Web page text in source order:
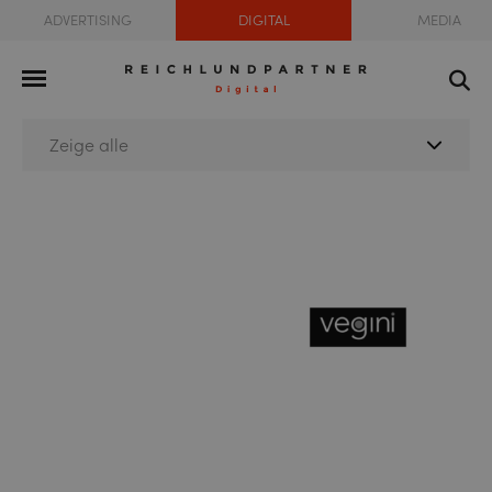
ADVERTISING DIGITAL MEDIA
Zeige alle